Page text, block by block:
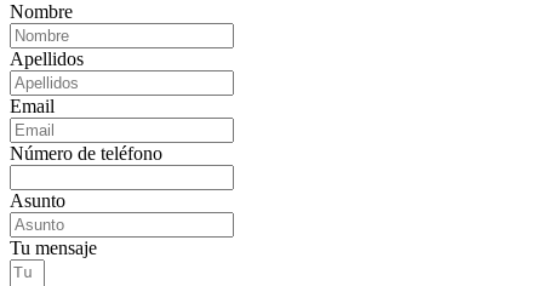
Nombre
Apellidos
Email
Número de teléfono
Asunto
Tu mensaje